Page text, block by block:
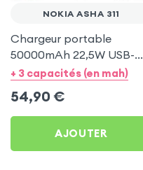
NOKIA ASHA 311
Chargeur portable
50000mAh 22,5W USB-C
+ 4x USB avec Dragonne
Asha 311
+ 3 capacités (en mah)
54,90 €
AJOUTER